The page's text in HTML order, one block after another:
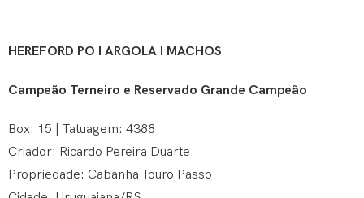
HEREFORD PO I ARGOLA I MACHOS
Campeão Terneiro e Reservado Grande Campeão
Box: 15 | Tatuagem: 4388
Criador: Ricardo Pereira Duarte
Propriedade: Cabanha Touro Passo